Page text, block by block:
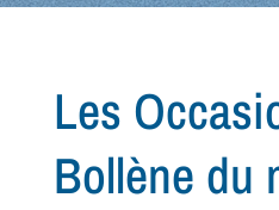
Les
Bollène du